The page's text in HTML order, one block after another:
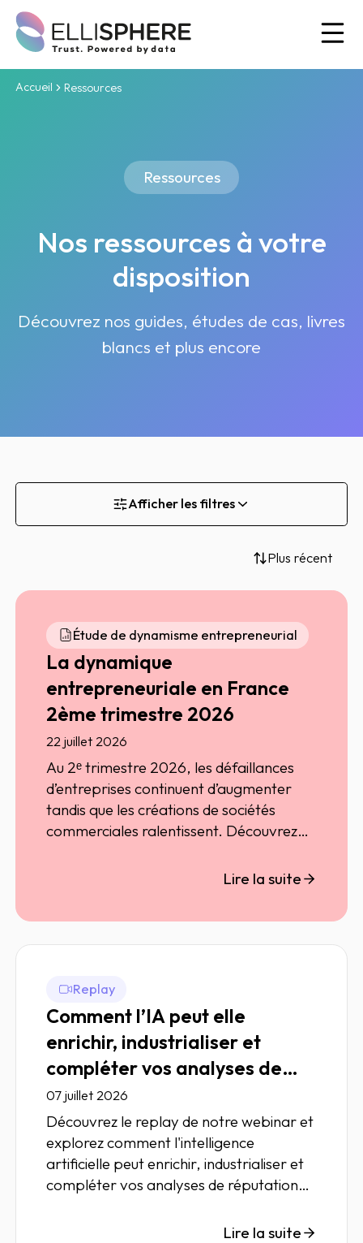
Accueil Ressources
Ressources
Nos ressources à votre
disposition
Découvrez nos guides, études de cas, livres
blancs et plus encore
Afficher les filtres
Plus récent
Étude de dynamisme entrepreneurial
La dynamique
entrepreneuriale en France
2ème trimestre 2026
22 juillet 2026
Au 2ᵉ trimestre 2026, les défaillances
d’entreprises continuent d’augmenter
tandis que les créations de sociétés
commerciales ralentissent. Découvrez
d’ELLISPHERE sur la dynamiqueLire la suite
Replay
Comment l’IA peut elle
enrichir, industrialiser et
compléter vos analyses de
réputation des tiers ?
07 juillet 2026
Découvrez le replay de notre webinar et
explorez comment l'intelligence
artificielle peut enrichir, industrialiser et
compléter vos analyses de réputation
Lire la suite